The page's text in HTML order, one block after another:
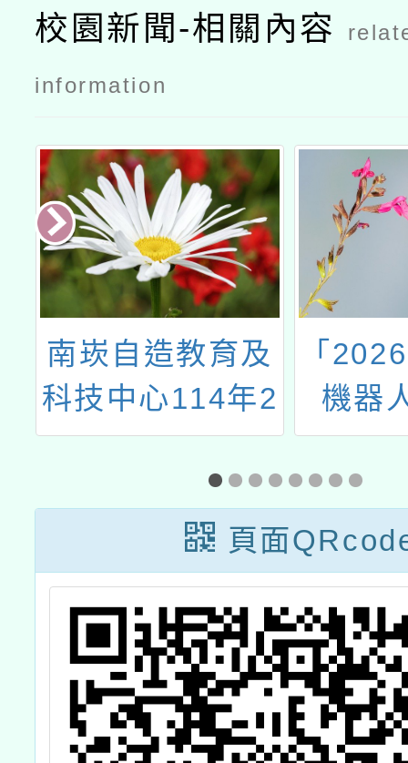
校園新聞-相關內容
information
南崁自造教育及
科技中心114年2
月份教師增能研
「
機器
頁面